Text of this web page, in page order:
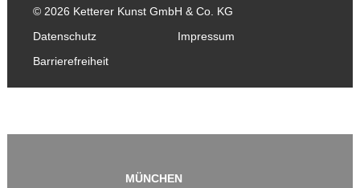
© 2026 Ketterer Kunst GmbH & Co. KG
Datenschutz
Impressum
Barrierefreiheit
MÜNCHEN